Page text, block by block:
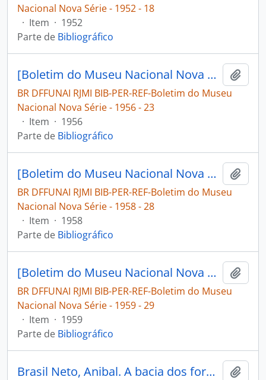
Nacional Nova Série - 1952 - 18
· Item · 1952
Parte de Bibliográfico
[Boletim do Museu Nacional Nova Série: Geologia]
BR DFFUNAI RJMI BIB-PER-REF-Boletim do Museu
Nacional Nova Série - 1956 - 23
· Item · 1956
Parte de Bibliográfico
[Boletim do Museu Nacional Nova Série: Geologia]
BR DFFUNAI RJMI BIB-PER-REF-Boletim do Museu
Nacional Nova Série - 1958 - 28
· Item · 1958
Parte de Bibliográfico
[Boletim do Museu Nacional Nova Série: Geologia]
BR DFFUNAI RJMI BIB-PER-REF-Boletim do Museu
Nacional Nova Série - 1959 - 29
· Item · 1959
Parte de Bibliográfico
Brasil Neto, Anibal. A bacia dos formadores do Xingú; aspectos gerais [Publicações Avulsas do Museu Paraense Emilio Goeldi]